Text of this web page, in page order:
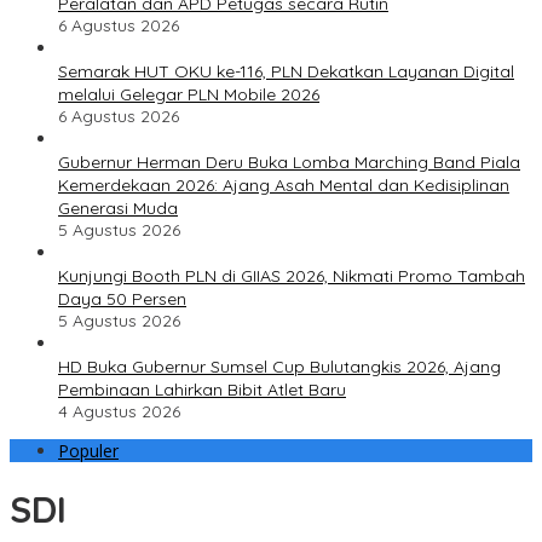
6 Agustus 2026
Semarak HUT OKU ke-116, PLN Dekatkan Layanan Digital
melalui Gelegar PLN Mobile 2026
6 Agustus 2026
Gubernur Herman Deru Buka Lomba Marching Band Piala
Kemerdekaan 2026: Ajang Asah Mental dan Kedisiplinan
Generasi Muda
5 Agustus 2026
Kunjungi Booth PLN di GIIAS 2026, Nikmati Promo Tambah
Daya 50 Persen
5 Agustus 2026
HD Buka Gubernur Sumsel Cup Bulutangkis 2026, Ajang
Pembinaan Lahirkan Bibit Atlet Baru
4 Agustus 2026
Populer
SDI